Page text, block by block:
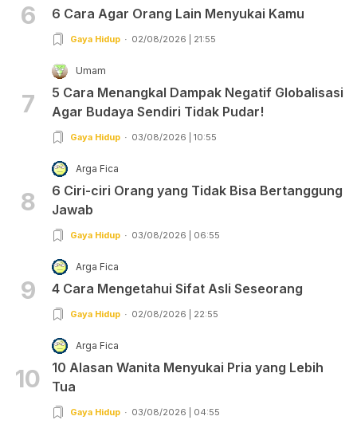
6 6 Cara Agar Orang Lain Menyukai Kamu
Gaya Hidup 02/08/2026 | 21:55
7
Umam
5 Cara Menangkal Dampak Negatif Globalisasi
Agar Budaya Sendiri Tidak Pudar!
Gaya Hidup 03/08/2026 | 10:55
8
Arga Fica
6 Ciri-ciri Orang yang Tidak Bisa Bertanggung
Jawab
Gaya Hidup 03/08/2026 | 06:55
9
Arga Fica
4 Cara Mengetahui Sifat Asli Seseorang
Gaya Hidup 02/08/2026 | 22:55
10
Arga Fica
10 Alasan Wanita Menyukai Pria yang Lebih
Tua
Gaya Hidup 03/08/2026 | 04:55